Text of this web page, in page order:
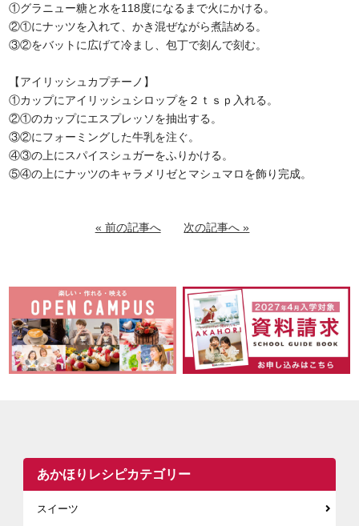
①グラニュー糖と水を118度になるまで火にかける。
②①にナッツを入れて、かき混ぜながら煮詰める。
③②をバットに広げて冷まし、包丁で刻んで刻む。
【アイリッシュカプチーノ】
①カップにアイリッシュシロップを２ｔｓｐ入れる。
②①のカップにエスプレッソを抽出する。
③②にフォーミングした牛乳を注ぐ。
④③の上にスパイスシュガーをふりかける。
⑤④の上にナッツのキャラメリゼとマシュマロを飾り完成。
« 前の記事へ 次の記事へ »
あかほりレシピカテゴリー
スイーツ